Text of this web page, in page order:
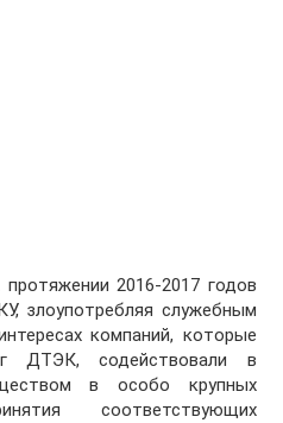
2016-2017 годов
злоупотребляя служебным
компаний, которые
ДТЭК, содействовали в
в особо крупных
соответствующих